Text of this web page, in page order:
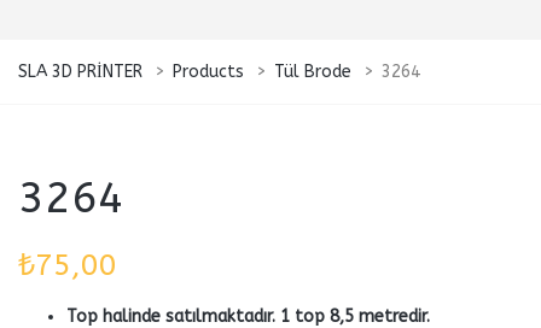
SLA 3D PRİNTER > Products > Tül Brode > 3264
3264
₺75,00
Top halinde satılmaktadır. 1 top 8,5 metredir.